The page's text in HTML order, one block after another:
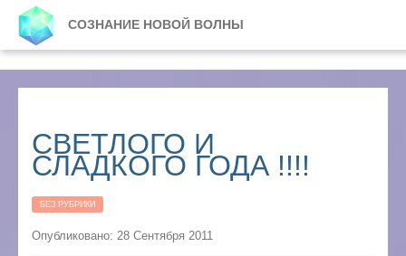
СОЗНАНИЕ НОВОЙ ВОЛНЫ
СВЕТЛОГО И
СЛАДКОГО ГОДА !!!!
БЕЗ РУБРИКИ
Опубликовано: 28 Сентября 2011